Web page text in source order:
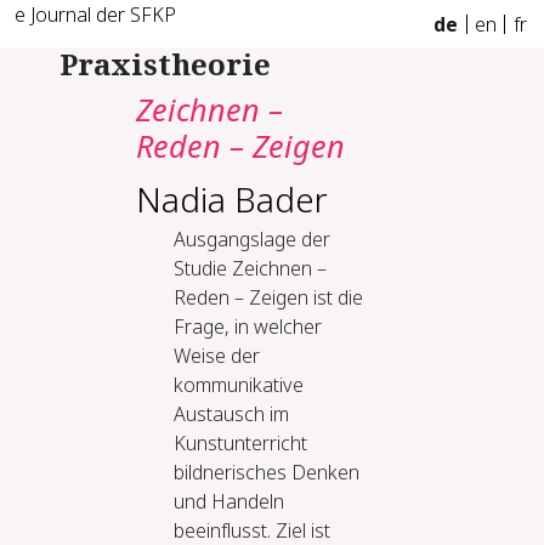
e Journal der SFKP de en fr
Praxistheorie
Zeichnen –
Reden – Zeigen
Nadia Bader
Ausgangslage der
Studie Zeichnen –
Reden – Zeigen ist die
Frage, in welcher
Weise der
kommunikative
Austausch im
Kunstunterricht
bildnerisches Denken
und Handeln
beeinflusst. Ziel ist